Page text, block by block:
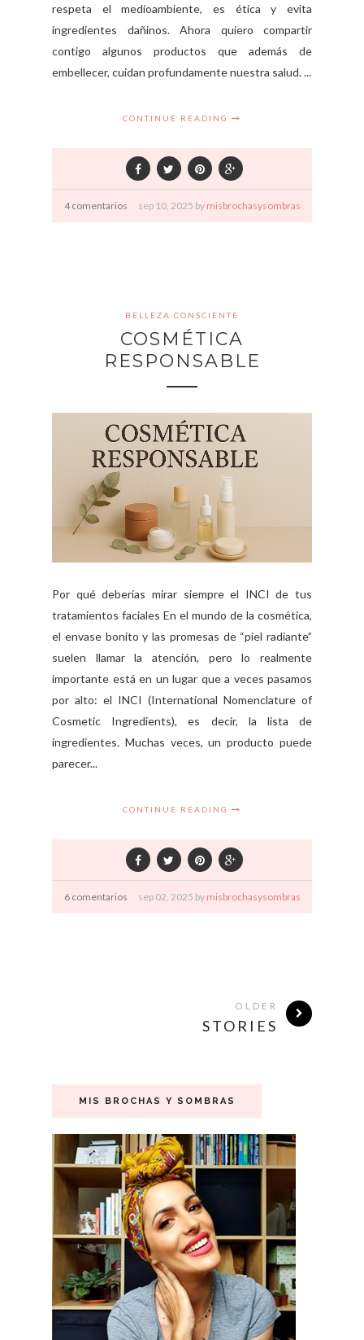
respeta el medioambiente, es ética y evita
ingredientes dañinos. Ahora quiero compartir
contigo algunos productos que además de
embellecer, cuidan profundamente nuestra salud. ...
CONTINUE READING
4 comentarios sep 10, 2025 by misbrochasysombras
BELLEZA CONSCIENTE
COSMÉTICA
RESPONSABLE
Por qué deberías mirar siempre el INCI de tus
tratamientos faciales En el mundo de la cosmética,
el envase bonito y las promesas de “piel radiante”
suelen llamar la atención, pero lo realmente
importante está en un lugar que a veces pasamos
por alto: el INCI (International Nomenclature of
Cosmetic Ingredients), es decir, la lista de
ingredientes. Muchas veces, un producto puede
parecer...
CONTINUE READING
6 comentarios sep 02, 2025 by misbrochasysombras
OLDER
STORIES
MIS BROCHAS Y SOMBRAS